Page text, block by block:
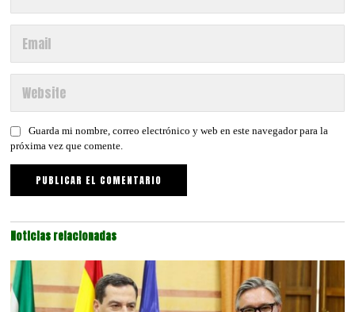
Guarda mi nombre, correo electrónico y web en este navegador para la
próxima vez que comente.
Noticias relacionadas